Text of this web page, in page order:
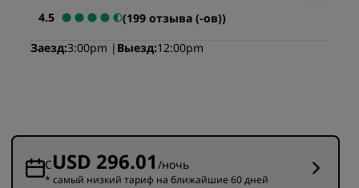
для
Отели для семейного отдыха
Помещения для свадеб
команд
Деловой путешественник
4.5
(199 отзыва (-ов))
Заезд 3:00pm Выезд 12:00pm
СUSD 296.01 /ночь
* самый низкий тариф на ближайшие 60 дней